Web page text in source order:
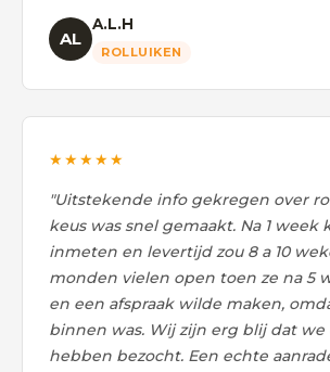
AL
A.L.H
ROLLUIKEN
★★★★★
"Uitstekende info gekregen over
keus was snel gemaakt. Na 1 week
inmeten en levertijd zou 8 a 10
monden vielen open toen ze na 5
en een afspraak wilde maken,
binnen was. Wij zijn erg blij dat
hebben bezocht. Een echte